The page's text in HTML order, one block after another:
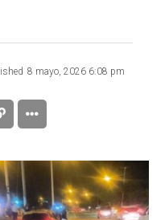
8 mayo, 2026 6:08 pm